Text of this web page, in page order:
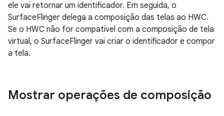
ele vai retornar um identificador. Em seguida, o
SurfaceFlinger delega a composição das telas ao HWC.
Se o HWC não for compatível com a composição de tela
virtual, o SurfaceFlinger vai criar o identificador e compor
a tela.
Mostrar operações de composição